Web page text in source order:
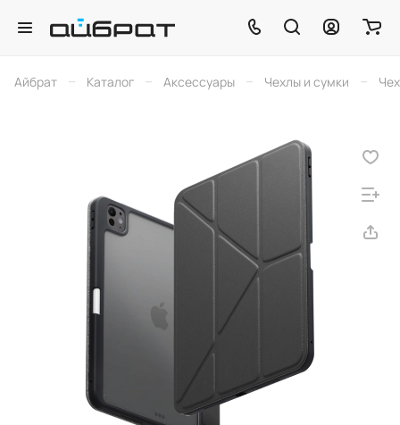
Айбрат – Каталог – Аксессуары – Чехлы и сумки –